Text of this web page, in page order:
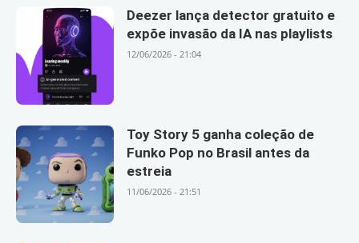
Deezer lança detector gratuito e
expõe invasão da IA nas playlists
12/06/2026 - 21:04
Toy Story 5 ganha coleção de
Funko Pop no Brasil antes da
estreia
11/06/2026 - 21:51